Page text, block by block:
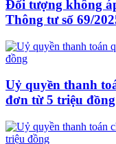
Đối tượng không
Thông tư số 69/
Uỷ quyền thanh
đơn từ 5 triệu đồng